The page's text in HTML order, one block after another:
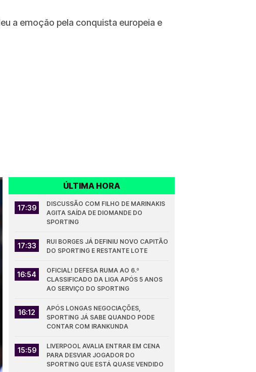
a emoção pela conquista europeia e
ÚLTIMA HORA
17:39
DISCUSSÃO COM FILHO DE MARINAKIS
AGITA SAÍDA DE DIOMANDE DO
SPORTING
17:33
RUI BORGES JÁ DEFINIU NOVO CAPITÃO
DO SPORTING E RESTANTE LOTE
16:54
OFICIAL! DEFESA RUMA AO 6.º
CLASSIFICADO DA LIGA APÓS 5 ANOS
AO SERVIÇO DO SPORTING
16:12
APÓS LONGAS NEGOCIAÇÕES,
SPORTING JÁ SABE QUANDO PODE
CONTAR COM IRANKUNDA
15:59
LIVERPOOL AVALIA ENTRAR EM CENA
PARA DESVIAR JOGADOR DO
SPORTING QUE ESTÁ QUASE VENDIDO